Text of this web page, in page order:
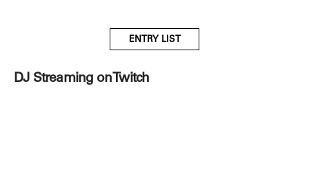
ENTRY LIST
DJ Streaming on Twitch